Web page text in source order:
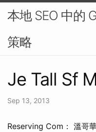
本地 SEO 中的
策略
Je Tall Sf
Sep 13, 2013
Reserving Com： 溫哥